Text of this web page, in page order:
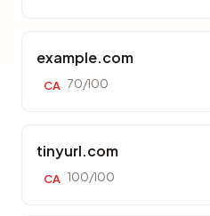
example.com
CA 70/100
tinyurl.com
CA 100/100